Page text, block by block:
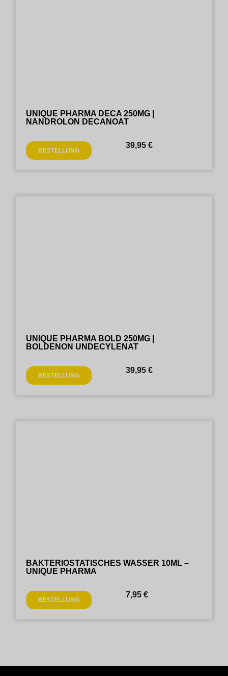
UNIQUE PHARMA DECA 250MG |
NANDROLON DECANOAT
BESTELLUNG
39,95 €
UNIQUE PHARMA BOLD 250MG |
BOLDENON UNDECYLENAT
BESTELLUNG
39,95 €
BAKTERIOSTATISCHES WASSER 10ML –
UNIQUE PHARMA
BESTELLUNG
7,95 €